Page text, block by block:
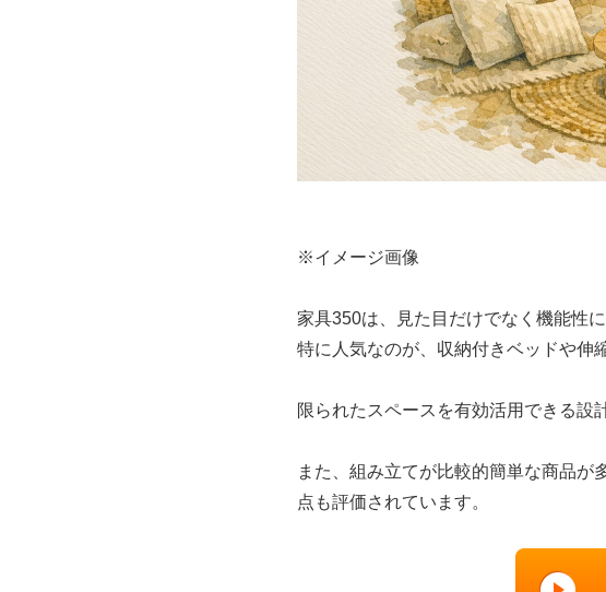
※イメージ画像
家具350は、見た目だけでなく機能性に
特に人気なのが、収納付きベッドや伸
限られたスペースを有効活用できる設
また、組み立てが比較的簡単な商品が
点も評価されています。